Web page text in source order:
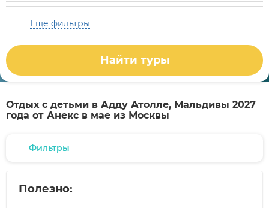
Ещё фильтры
Найти туры
Отдых с детьми в Адду Атолле, Мальдивы 2027
года от Анекс в мае из Москвы
Фильтры
Полезно: